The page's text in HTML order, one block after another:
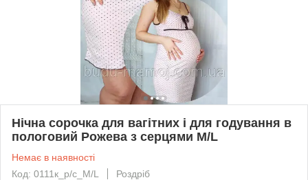
Нічна сорочка для вагітних і для годування в
пологовий Рожева з серцями M/L
Немає в наявності
Код: 0111к_р/с_M/L
Роздріб